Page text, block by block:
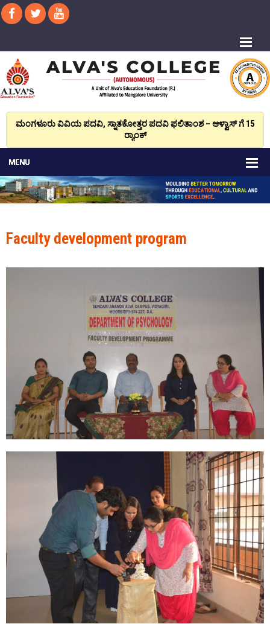
ಮಂಗಳೂರು ವಿವಿಯ ಪದವಿ, ಸ್ನಾತಕೋತ್ತರ ಪದವಿ ಫಲಿತಾಂಶ – ಆಳ್ವಾಸ್ ಗೆ 15
ರ್‍ಯಾಂಕ್‌
Faculty development program